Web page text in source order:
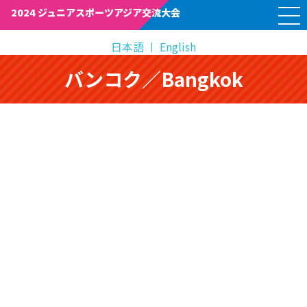
2024 ジュニアスポーツアジア交流大会
M
E
N
日本語 English
バンコク／Bangkok